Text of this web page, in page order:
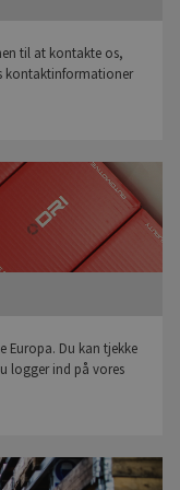
til at kontakte os,
kontaktinformationer
Europa. Du kan tjekke
logger ind på vores